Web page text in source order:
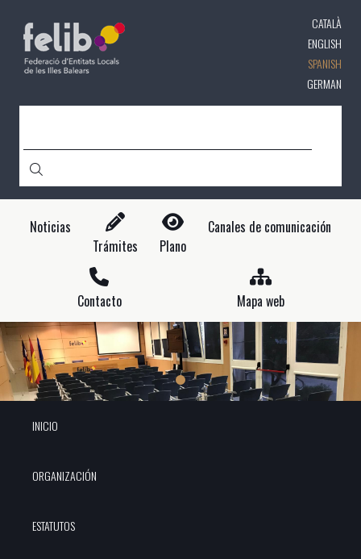
contenido
principal
CATALÀ
ENGLISH
SPANISH
GERMAN
Noticias
Trámites
Plano
Canales de comunicación
Contacto Mapa web
INICIO
ORGANIZACIÓN
ESTATUTOS